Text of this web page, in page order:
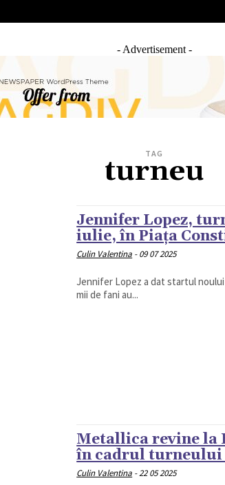
- Advertisement -
TAG
turneu
Jennifer Lopez,
iulie, în Piața
Culin Valentina - 09 07 2025
Jennifer Lopez a dat startul
mii de fani au...
Metallica revine la
în cadrul turneului
Culin Valentina -22 05 2025